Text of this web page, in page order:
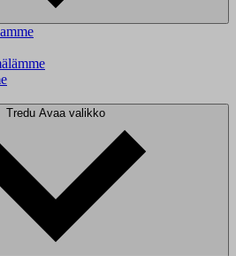
Tredu Avaa valikko